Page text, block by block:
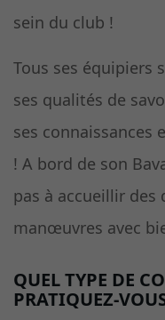
sein du club !
Tous ses équipiers
ses qualités de
ses connaissances
! A bord de son
pas à accueillir
manœuvres avec
QUEL TYPE DE
PRATIQUEZ-